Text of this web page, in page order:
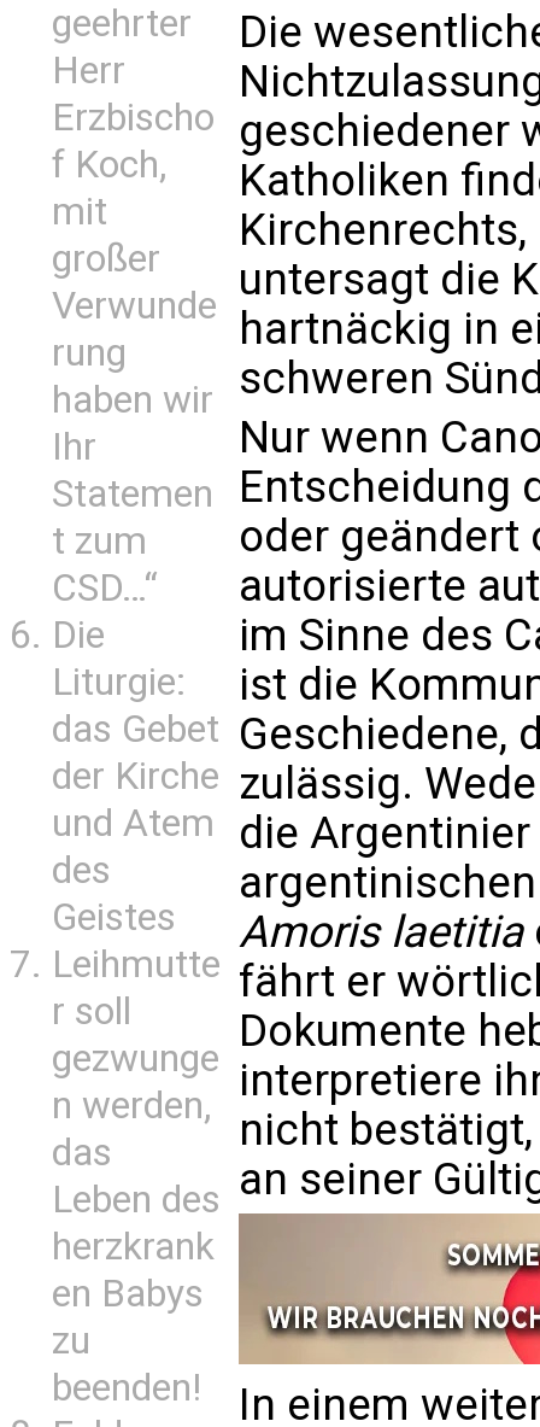
geehrter
Herr
Erzbischo
f Koch,
mit
großer
Verwunde
rung
haben wir
Ihr
Statemen
t zum
CSD…“
Die
Liturgie:
das Gebet
der Kirche
und Atem
des
Geistes
Leihmutte
r soll
gezwunge
n werden,
das
Leben des
herzkrank
en Babys
zu
beenden!
Die
geschiedener
Katholiken
untersagt die
hartnäckig in
schweren
Nur wenn
Entscheidung
oder geändert
autorisierte
im Sinne des
ist die
Geschiedene,
zulässig.
die
Amoris laetitia
fährt er
Dokumente
interpretiere
nicht
an seiner
In einem